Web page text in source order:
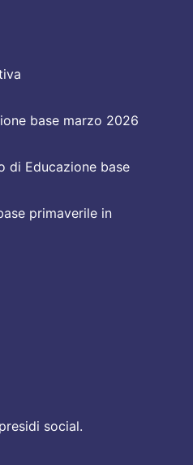
base marzo 2026
di Educazione base
primaverile in
social.